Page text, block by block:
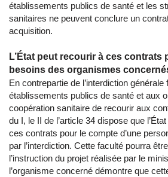
établissements publics de santé et les
sanitaires ne peuvent conclure un
acquisition.
L’État peut recourir à ces contrats
besoins des organismes
En contrepartie de l’interdiction
établissements publics de santé et aux
coopération sanitaire de recourir aux
du I, le II de l’article 34 dispose que
ces contrats pour le compte d’une
par l’interdiction. Cette faculté pourra
l’instruction du projet réalisée par le
l’organisme concerné démontre que